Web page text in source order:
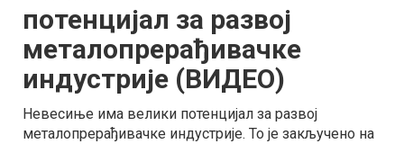
потенцијал за развој
металопрерађивачке
индустрије (ВИДЕО)
Невесиње има велики потенцијал за развој
металопрерађивачке индустрије. То је закључено на